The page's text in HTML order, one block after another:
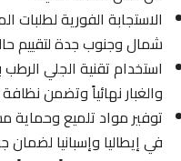
الاستجابة الفورية لطلبات
شمال وجنوب جدة لتقييم حالة
استخدام تقنية الجلي الرطب
والغبار نهائياً وتضمن نظافة
توفير مواد تلميع وحماية
في إيطاليا وإسبانيا لضمان